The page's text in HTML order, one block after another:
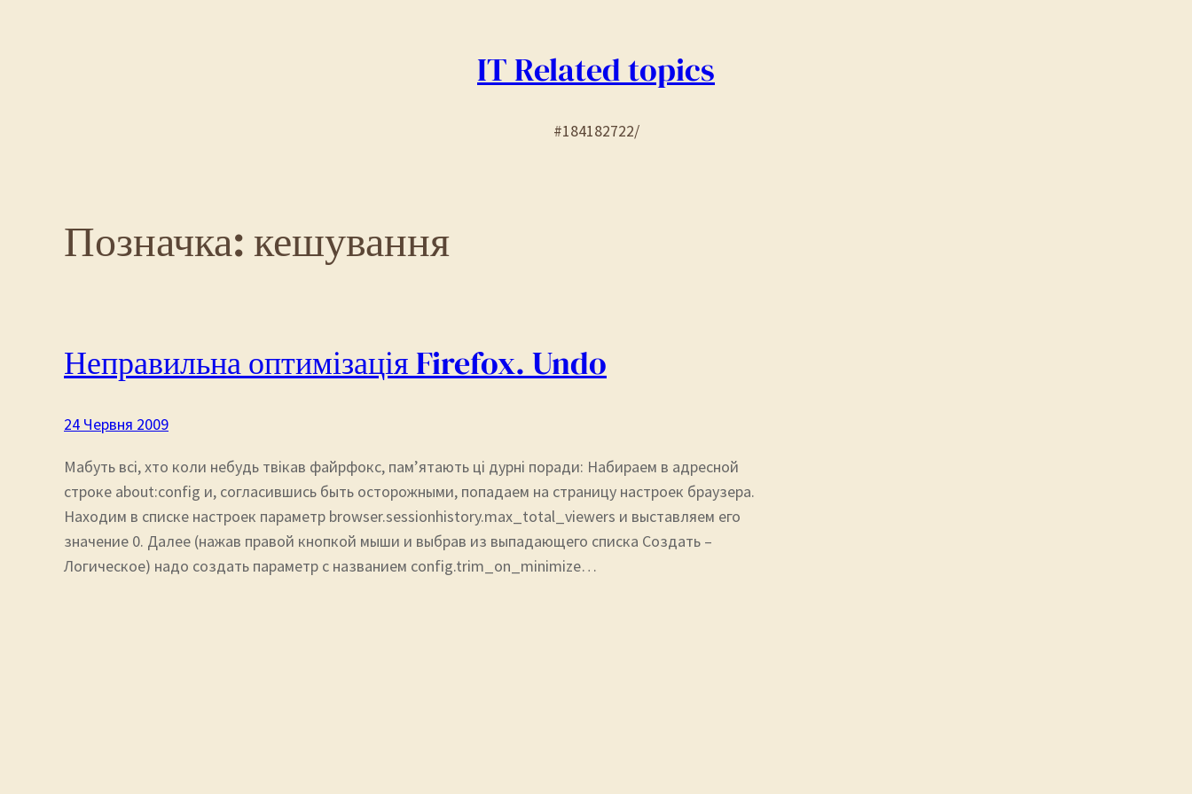
IT Related topics
#184182722/
Позначка:кешування
Неправильна оптимізація Firefox. Undo
24 Червня 2009
Мабуть всі, хто коли небудь твікав файрфокс, пам’ятають ці дурні поради: Набираем в адресной
строке abоut:config и, согласившись быть осторожными, попадаем на страницу настроек браузера.
Находим в списке настроек параметр browser.sessionhistory.max_total_viewers и выставляем его
значение 0. Далее (нажав правой кнопкой мыши и выбрав из выпадающего списка Создать –
Логическое) надо создать параметр с названием config.trim_on_minimize…